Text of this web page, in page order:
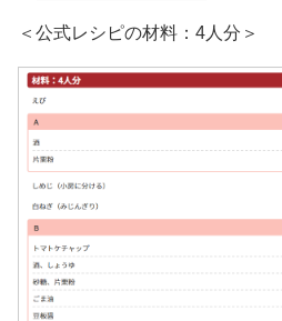
＜公式レシピの材料：4人分＞